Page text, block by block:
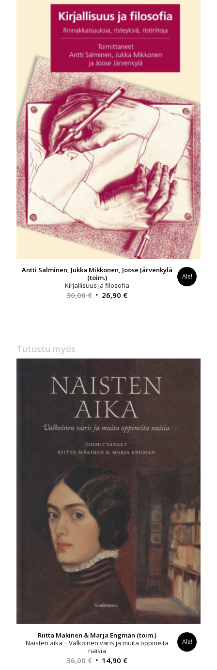
36,00 €. 29,00 €.
Antti Salminen, Jukka Mikkonen, Joose Järvenkylä
(toim.)
Kirjallisuus ja filosofia
30,00€ Alkuperäinen
26,90 €Nykyinen
Ale!
Tutustu myös
Riitta Mäkinen & Marja Engman (toim.)
Naisten aika − Valkoinen varis ja muita oppineita
naisia
36,00€ Alkuperäinen
14,90 €Nykyinen
Ale!